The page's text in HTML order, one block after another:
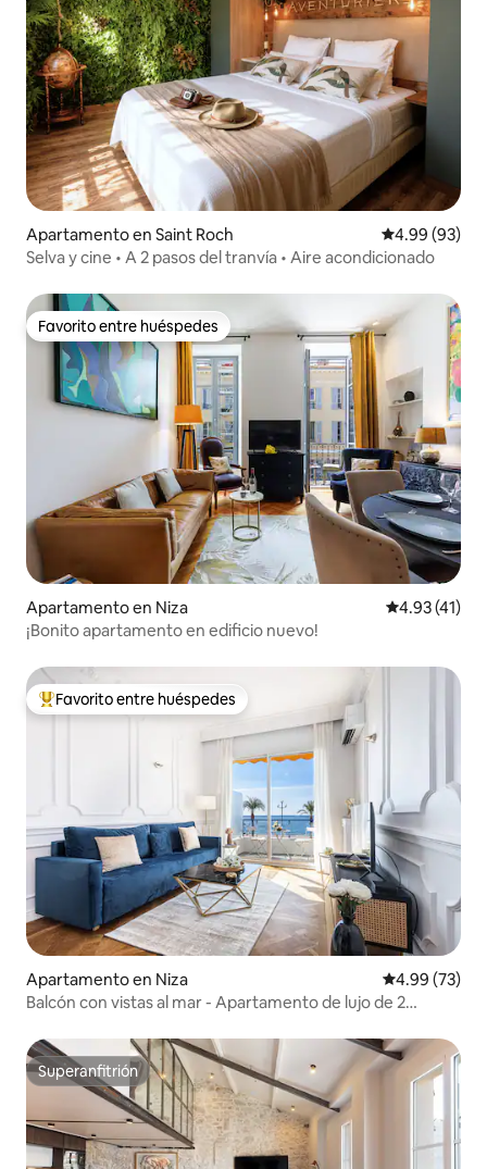
Apartamento en Saint Roch Calificación
4.99 (93)
Selva y cine • A 2 pasos del tranvía • Aire acondicionado
Favorito entre huéspedes
Favorito entre huéspedes
Apartamento en Niza Calificación
4.93 (41)
¡Bonito apartamento en edificio nuevo!
Favorito entre huéspedes preferido
Favorito entre huéspedes
Apartamento en Niza Calificación
4.99 (73)
Balcón con vistas al mar - Apartamento de lujo de 2
Superanfitrión
Superanfitrión